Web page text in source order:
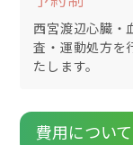
西宮渡辺心臓・
査・運動処方を
たします。
費用について